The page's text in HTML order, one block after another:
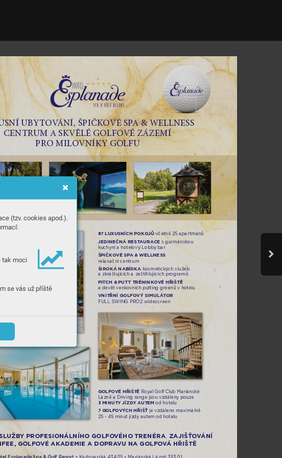
(tzv. cookies apod.).
tak moci
se vás už příště
UBYTOVÁNÍ, ŠPIČKOVÉ SPA & WELLNESS
CENTRUM A SKVĚLÉ GOLFOVÉ ZÁZEMÍ
PRO MILOVNÍKY GOLFU
87 LUXUSNÍCH POKOJŮ včetně 25 apartmánů
JEDINEČNÁ RESTAURACE s gurmá nskou
kuc hyní a hotelový Lobby bar
ŠPIČKOVÉ SPA & WELLNE SS
rela xač ní ce ntru m
ŠIROKÁ NABÍDKA kosm etických sl užeb
a zkráš lujících a zeštíh lujíc ích prog ram ů
PITCH & PUTT TRÉNINKOVÉ HŘIŠTĚ
a devět venkovních putting g reen ů v hotelu
VNITŘNÍ GOLFOVÝ SIMULÁTOR
FU LL SWI NG PRO2 wid esc ree n
Esplanade Spa & Golf Resort • Karlovarská 434/15 • Mariánské Lázně 353 01
SLUŽBY PROFESIONÁLNÍHO GOLFOVÉH O TRENÉRA ZAJIŠŤOVÁNÍ
E , GOLFOVÉ AKADEMIE ADOPRAVU NA GOLFOVÁ HŘIŠTĚ
GOLFOVÉ HŘIŠTĚ Royal Golf Club Ma riánské
Lázn ě a Drivi ng range jso u vzdál eny pouze
3 MINUTY JÍZDY AUTEM od hotelu
7 GOLFOVÝCH HŘIŠŤ je vzdáleno maximál ně
25 - 45 min ut jízdy autem od hotelu